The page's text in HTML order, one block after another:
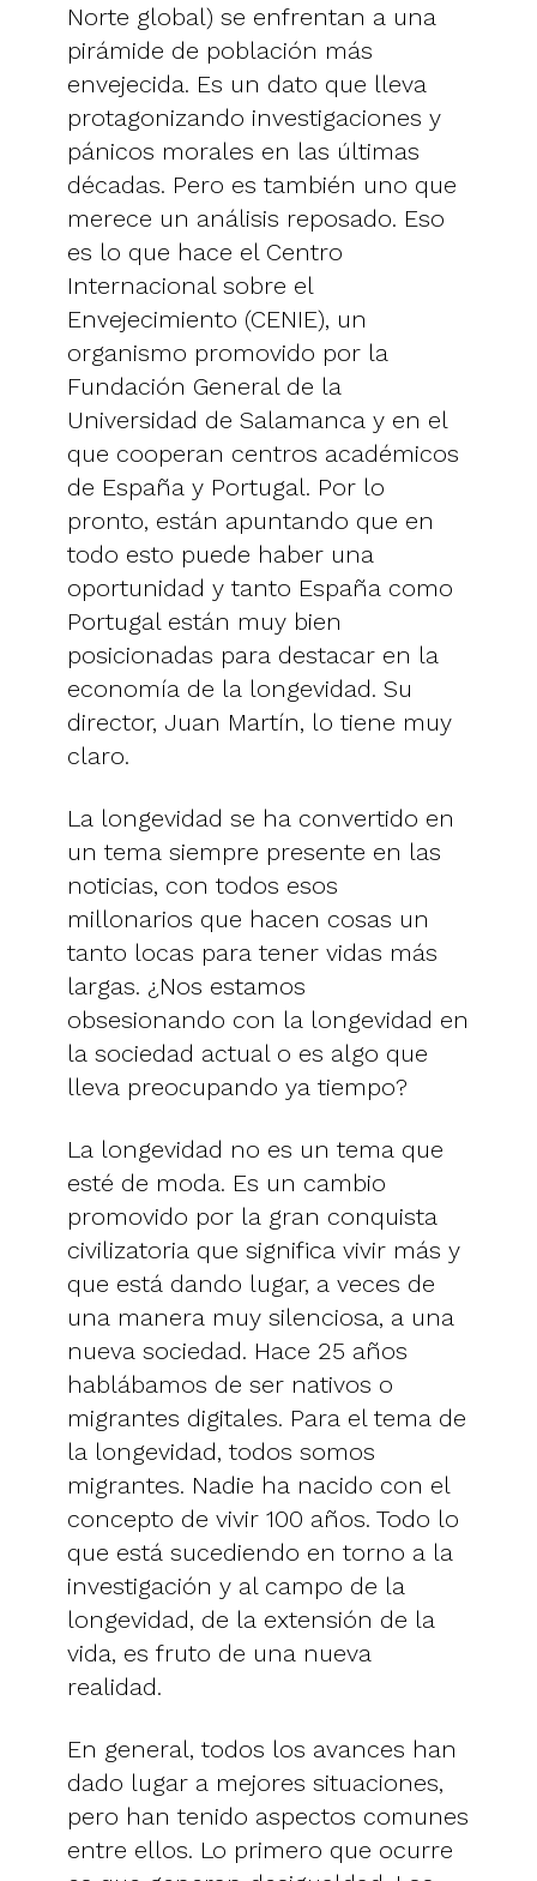
Norte global) se enfrentan a una
pirámide de población más
envejecida. Es un dato que lleva
protagonizando investigaciones y
pánicos morales en las últimas
décadas. Pero es también uno que
merece un análisis reposado. Eso
es lo que hace el Centro
Internacional sobre el
Envejecimiento (CENIE), un
organismo promovido por la
Fundación General de la
Universidad de Salamanca y en el
que cooperan centros académicos
de España y Portugal. Por lo
pronto, están apuntando que en
todo esto puede haber una
oportunidad y tanto España como
Portugal están muy bien
posicionadas para destacar en la
economía de la longevidad. Su
director, Juan Martín, lo tiene muy
claro.
La longevidad se ha convertido en
un tema siempre presente en las
noticias, con todos esos
millonarios que hacen cosas un
tanto locas para tener vidas más
largas. ¿Nos estamos
obsesionando con la longevidad en
la sociedad actual o es algo que
lleva preocupando ya tiempo?
La longevidad no es un tema que
esté de moda. Es un cambio
promovido por la gran conquista
civilizatoria que significa vivir más y
que está dando lugar, a veces de
una manera muy silenciosa, a una
nueva sociedad. Hace 25 años
hablábamos de ser nativos o
migrantes digitales. Para el tema de
la longevidad, todos somos
migrantes. Nadie ha nacido con el
concepto de vivir 100 años. Todo lo
que está sucediendo en torno a la
investigación y al campo de la
longevidad, de la extensión de la
vida, es fruto de una nueva
realidad.
En general, todos los avances han
dado lugar a mejores situaciones,
pero han tenido aspectos comunes
entre ellos. Lo primero que ocurre